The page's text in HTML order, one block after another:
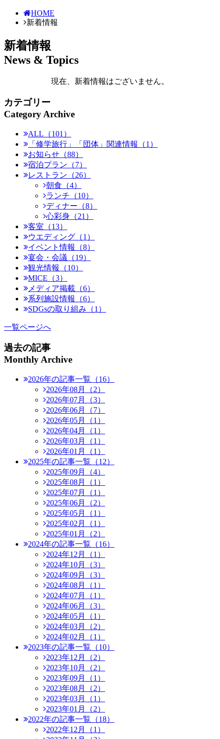
HOME
新着情報
新着情報
News & Topics
現在、新着情報はございません。
カテゴリー
Category Archive
ALL（101）
「修学旅行」「団体」関連情報（1）
お知らせ（88）
宿泊プラン（7）
レストラン（26）
朝食（4）
ランチ（10）
ディナー（8）
心彩身（21）
客室（13）
ウエディング（1）
イベント情報（8）
宴会・会議（19）
観光情報（10）
MICE（3）
メディア掲載（6）
系列施設情報（6）
SDGsの取り組み（1）
一覧ページへ
過去の記事
Monthly Archive
2026年の記事一覧（16）
2026年08月（2）
2026年07月（3）
2026年06月（7）
2026年05月（1）
2026年04月（1）
2026年03月（1）
2026年01月（1）
2025年の記事一覧（12）
2025年09月（4）
2025年08月（1）
2025年07月（1）
2025年06月（2）
2025年05月（1）
2025年02月（1）
2025年01月（2）
2024年の記事一覧（16）
2024年12月（1）
2024年10月（3）
2024年09月（3）
2024年08月（1）
2024年07月（1）
2024年06月（3）
2024年05月（1）
2024年03月（2）
2024年02月（1）
2023年の記事一覧（10）
2023年12月（2）
2023年10月（2）
2023年09月（1）
2023年08月（2）
2023年03月（1）
2023年01月（2）
2022年の記事一覧（18）
2022年12月（1）